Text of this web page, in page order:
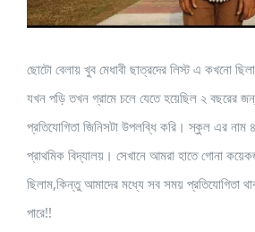
ছোটো বেলায় খুব মেধাবী ছাত্রদের লিস্ট এ কখনো
যখন পড়ি তখন গ্রামে চলে যেতে হয়েছিল ২ বছরের
প্রতিযোগিতা জিনিসটা উপলব্ধি করি। স্কুল এর নাম
প্রাথমিক বিদ্যালয়। সেখানে আমরা হাতে গোনা
ছিলাম,কিন্তু আমাদের মধ্যে সব সময় প্রতিযোগিতা
পারে!!